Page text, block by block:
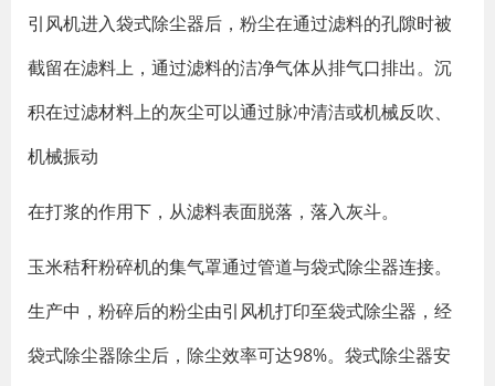
引风机进入袋式除尘器后，粉尘在通过滤料的孔隙时被
截留在滤料上，通过滤料的洁净气体从排气口排出。沉
积在过滤材料上的灰尘可以通过脉冲清洁或机械反吹、
机械振动
在打浆的作用下，从滤料表面脱落，落入灰斗。
玉米秸秆粉碎机的集气罩通过管道与袋式除尘器连接。
生产中，粉碎后的粉尘由引风机打印至袋式除尘器，经
袋式除尘器除尘后，除尘效率可达98%。袋式除尘器安